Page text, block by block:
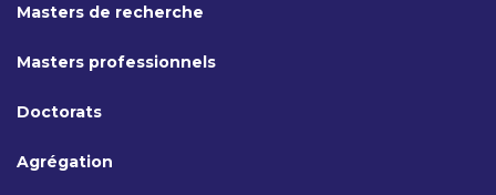
Masters de recherche
Masters professionnels
Doctorats
Agrégation